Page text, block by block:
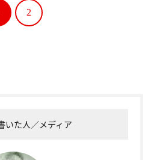
2
いた人／メディア